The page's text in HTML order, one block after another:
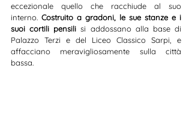
eccezionale quello che racchiude al suo
interno. Costruito a gradoni, le sue stanze e i
suoi cortili pensili si addossano alla base di
Palazzo Terzi e del Liceo Classico Sarpi, e
affacciano meravigliosamente sulla città
bassa.